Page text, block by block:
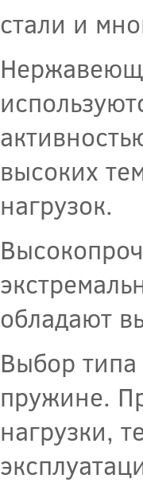
стали и
высоких
нагрузок.
обладают
Выбор
пружине.
нагрузки,